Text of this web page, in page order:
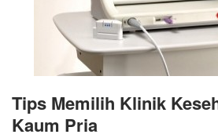
Tips Memilih Klinik
Kaum Pria